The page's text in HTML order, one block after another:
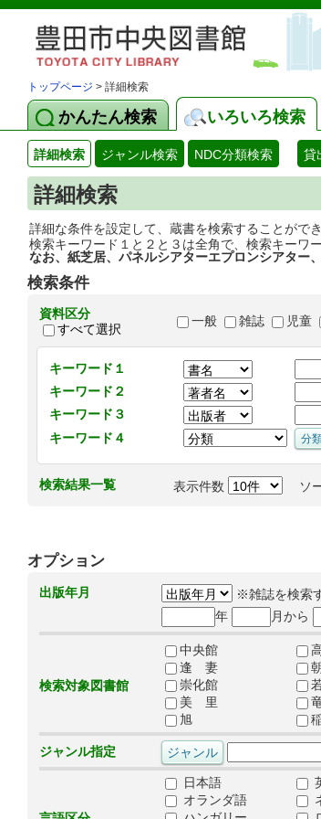
トップページ > 詳細検索
かんたん検索 いろいろ検索
詳細検索 ジャンル検索 NDC分類検索 貸
詳細検索
詳細な条件を設定して、蔵書を検索することができ
検索キーワード１と２と３は全角で、検索キーワ
なお、紙芝居、パネルシアターエプロンシアター
検索条件
資料区分
すべて選択
一般 雑誌 児童
キーワード１
キーワード２
キーワード３
キーワード４
検索結果一覧 表示件数 ソ
オプション
出版年月
※雑誌を検索
年
月から
検索対象図書館
中央館
逢 妻
崇化館
美 里
旭
ジャンル指定
日本語
オランダ語